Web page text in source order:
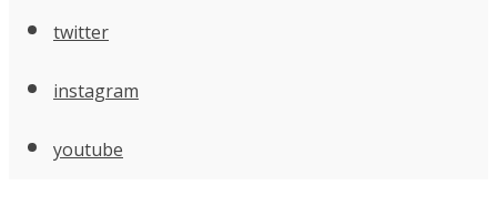
twitter
instagram
youtube